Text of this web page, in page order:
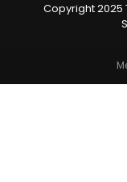
Copyright 2025